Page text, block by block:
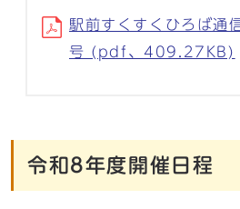
駅前すくすくひろば
号 (pdf、409.27KB)
令和8年度開催日程